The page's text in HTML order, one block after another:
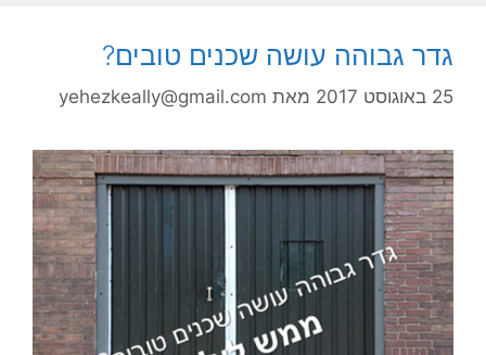
גדר גבוהה עושה שכנים טובים?
25 באוגוסט 2017 מאת yehezkeally@gmail.com